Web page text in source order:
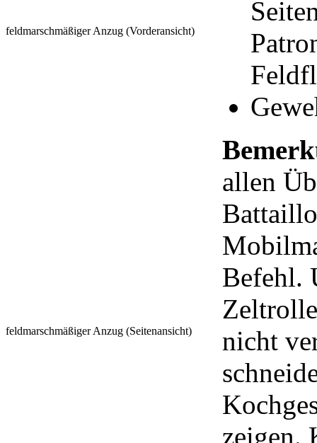
feldmarschmäßiger Anzug (Vorderansicht)
feldmarschmäßiger Anzug (Seitenansicht)
allen
Befehl.
nicht
zeigen.